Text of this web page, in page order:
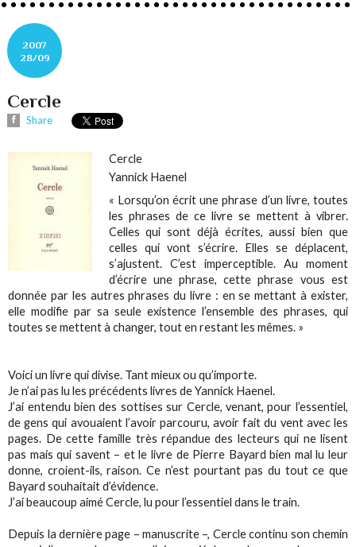
2007
28/09
Cercle
Share
Cercle
Yannick Haenel
« Lorsqu’on écrit une phrase d’un livre, toutes
les phrases de ce livre se mettent à vibrer.
Celles qui sont déjà écrites, aussi bien que
celles qui vont s’écrire. Elles se déplacent,
s’ajustent. C’est imperceptible. Au moment
d’écrire une phrase, cette phrase vous est
donnée par les autres phrases du livre : en se mettant à exister,
elle modifie par sa seule existence l’ensemble des phrases, qui
toutes se mettent à changer, tout en restant les mêmes. »
Voici un livre qui divise. Tant mieux ou qu’importe.
Je n’ai pas lu les précédents livres de Yannick Haenel.
J’ai entendu bien des sottises sur Cercle, venant, pour l’essentiel,
de gens qui avouaient l’avoir parcouru, avoir fait du vent avec les
pages. De cette famille très répandue des lecteurs qui ne lisent
pas mais qui savent – et le livre de Pierre Bayard bien mal lu leur
donne, croient-ils, raison. Ce n’est pourtant pas du tout ce que
Bayard souhaitait d’évidence.
J’ai beaucoup aiméCercle, lu pour l’essentiel dans le train.
Depuis la dernière page – manuscrite –, Cerclecontinu son chemin